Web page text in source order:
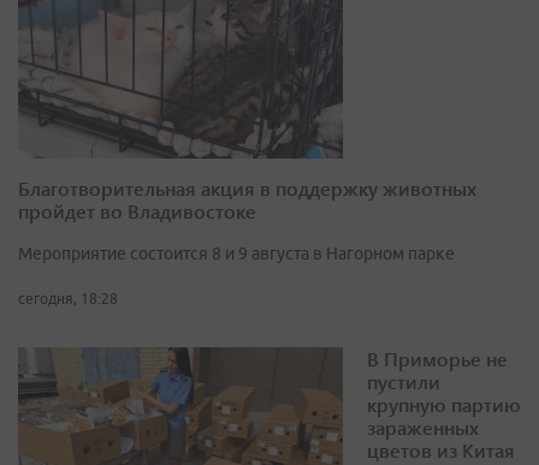
Благотворительная акция в поддержку животных
пройдет во Владивостоке
Мероприятие состоится 8 и 9 августа в Нагорном парке
сегодня, 18:28
В Приморье не
пустили
крупную партию
зараженных
цветов из Китая